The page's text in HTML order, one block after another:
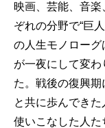
映画、芸能、音
ぞれの分野で“巨
の人生モノロー
が一夜にして変
た。戦後の復興
と共に歩んでき
使いこなした人